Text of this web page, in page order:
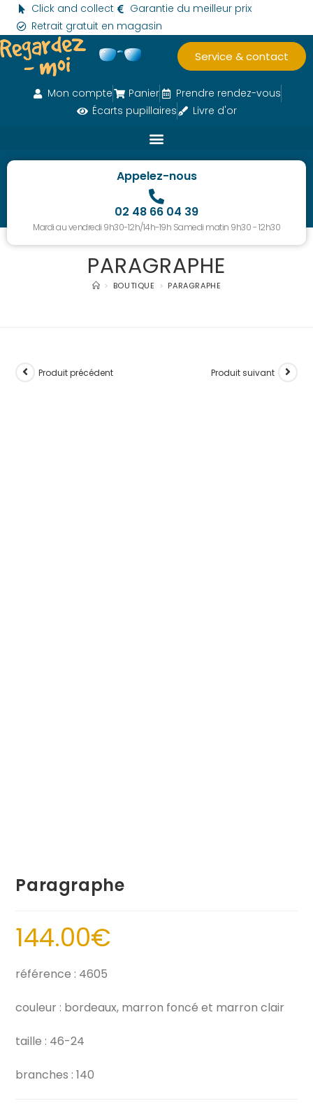
Click and collect
Garantie du meilleur prix
Retrait gratuit en magasin
Service & contact
Mon compte Panier
Prendre rendez-vous
Écarts pupillaires
Livre d'or
Appelez-nous
02 48 66 04 39
Mardi au vendredi 9h30-12h/14h-19h Samedi matin 9h30 - 12h30
PARAGRAPHE
> BOUTIQUE > PARAGRAPHE
Produit précédent Produit suivant
Paragraphe
144.00€
référence : 4605
couleur : bordeaux, marron foncé et marron clair
taille : 46-24
branches : 140